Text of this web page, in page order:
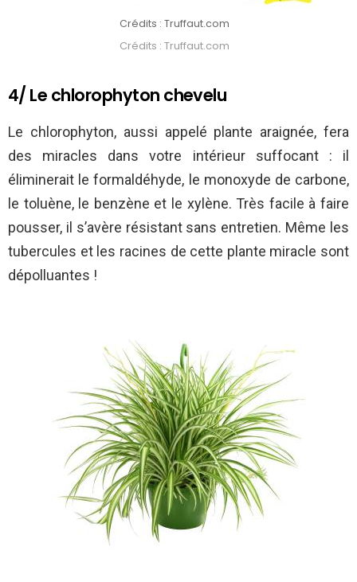
Crédits : Truffaut.com
Crédits : Truffaut.com
4/ Le chlorophyton chevelu
Le chlorophyton, aussi appelé plante araignée, fera
des miracles dans votre intérieur suffocant : il
éliminerait le formaldéhyde, le monoxyde de carbone,
le toluène, le benzène et le xylène. Très facile à faire
pousser, il s’avère résistant sans entretien. Même les
tubercules et les racines de cette plante miracle sont
dépolluantes !